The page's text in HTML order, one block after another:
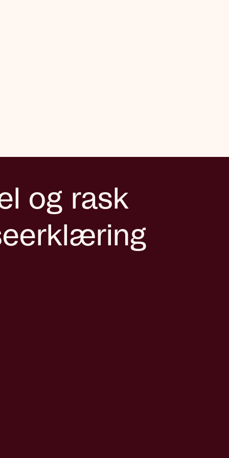
og rask